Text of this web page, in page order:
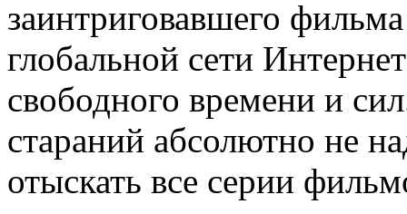
заинтриговавшего
глобальной сети
свободного времени и
стараний абсолютно не
отыскать все серии